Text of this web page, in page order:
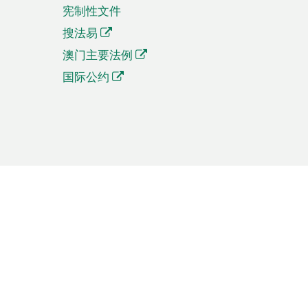
宪制性文件
搜法易
澳门主要法例
国际公约